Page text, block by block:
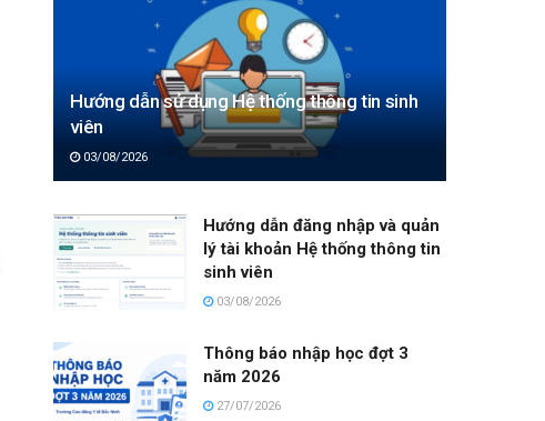
Hướng dẫn sử dụng Hệ thống thông tin sinh
viên
03/08/2026
Hướng dẫn đăng nhập và quản
lý tài khoản Hệ thống thông tin
sinh viên
03/08/2026
Thông báo nhập học đợt 3
năm 2026
27/07/2026